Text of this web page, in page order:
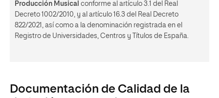
Producción Musical conforme al artículo 3.1 del Real
Decreto 1002/2010, y al artículo 16.3 del Real Decreto
822/2021, así como a la denominación registrada en el
Registro de Universidades, Centros y Títulos de España.
Documentación de Calidad de la